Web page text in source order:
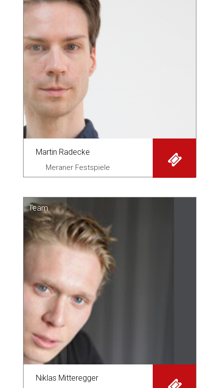
Martin Radecke
Meraner Festspiele
Team
Niklas Mitteregger